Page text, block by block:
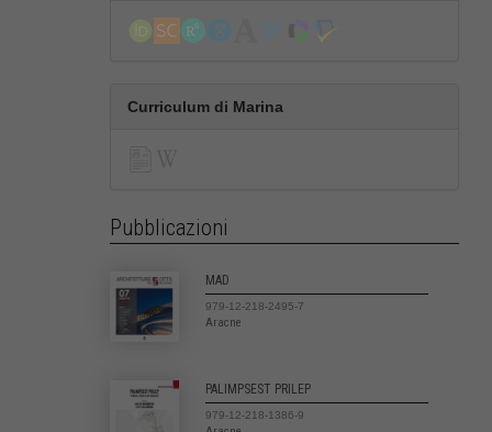
Curriculum di Marina
Pubblicazioni
MAD
979-12-218-2495-7
Aracne
PALIMPSEST PRILEP
979-12-218-1386-9